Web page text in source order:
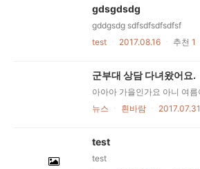
gdsgdsdg
gddgsdg sdfsdfsdfsdfsf
test
2017.08.16 추천 1
군부대 상담 다녀왔어요.
뉴스
흰바람 2017.07.31
test
test